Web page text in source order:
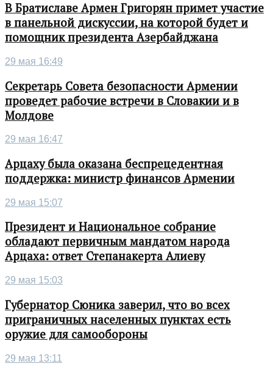
В Братиславе Армен Григорян примет участие
в панельной дискуссии, на которой будет и
помощник президента Азербайджана
29 мая 16:49
Секретарь Совета безопасности Армении
проведет рабочие встречи в Словакии и в
Молдове
29 мая 16:47
Арцаху была оказана беспрецедентная
поддержка: министр финансов Армении
29 мая 15:07
Президент и Национальное собрание
обладают первичным мандатом народа
Арцаха: ответ Степанакерта Алиеву
29 мая 15:03
Губернатор Сюника заверил, что во всех
приграничных населенных пунктах есть
оружие для самообороны
29 мая 13:11